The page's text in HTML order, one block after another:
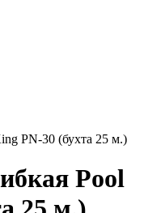
PN-30 (бухта 25 м.)
Pool